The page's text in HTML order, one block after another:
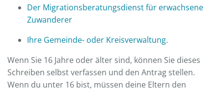
Der Migrationsberatungsdienst für erwachsene
Zuwanderer
Ihre Gemeinde- oder Kreisverwaltung.
Wenn Sie 16 Jahre oder älter sind, können Sie dieses
Schreiben selbst verfassen und den Antrag stellen.
Wenn du unter 16 bist, müssen deine Eltern den